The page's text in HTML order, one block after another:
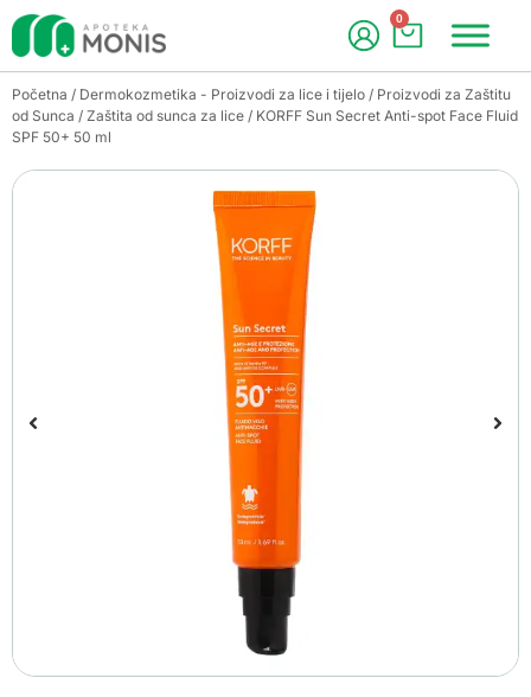
0
Početna / Dermokozmetika - Proizvodi za lice i tijelo / Proizvodi za Zaštitu
od Sunca / Zaštita od sunca za lice / KORFF Sun Secret Anti-spot Face Fluid
SPF 50+ 50 ml